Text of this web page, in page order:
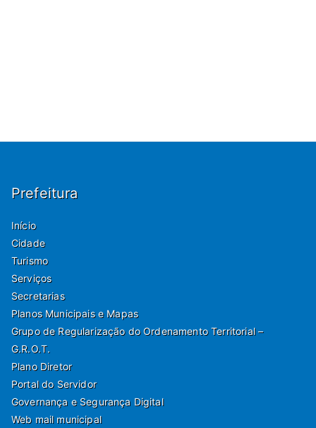
Prefeitura
Início
Cidade
Turismo
Serviços
Secretarias
Planos Municipais e Mapas
Grupo de Regularização do Ordenamento Territorial –
G.R.O.T.
Plano Diretor
Portal do Servidor
Governança e Segurança Digital
Web mail municipal